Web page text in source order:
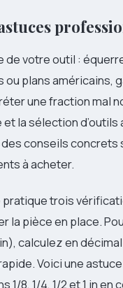
votre outil :
ou plans américains,
une fraction mal
la sélection
conseils concrets
à acheter.
trois
la pièce en place.
calculez en
Voici une
8, 1/4, 1/2 et 1 in en